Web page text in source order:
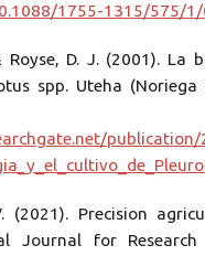
1755-1315/575/1/
Royse, D. J. (2001). La
spp. Uteha (Noriega
publication/
(2021). Precision
Journal for